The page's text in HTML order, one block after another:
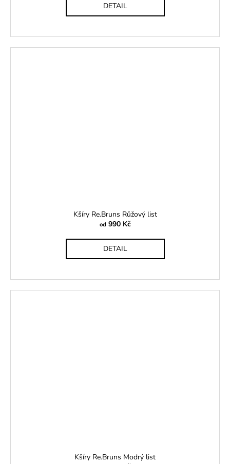
DETAIL
Kšíry Re.Bruns Růžový list
od 990 Kč
DETAIL
Kšíry Re.Bruns Modrý list